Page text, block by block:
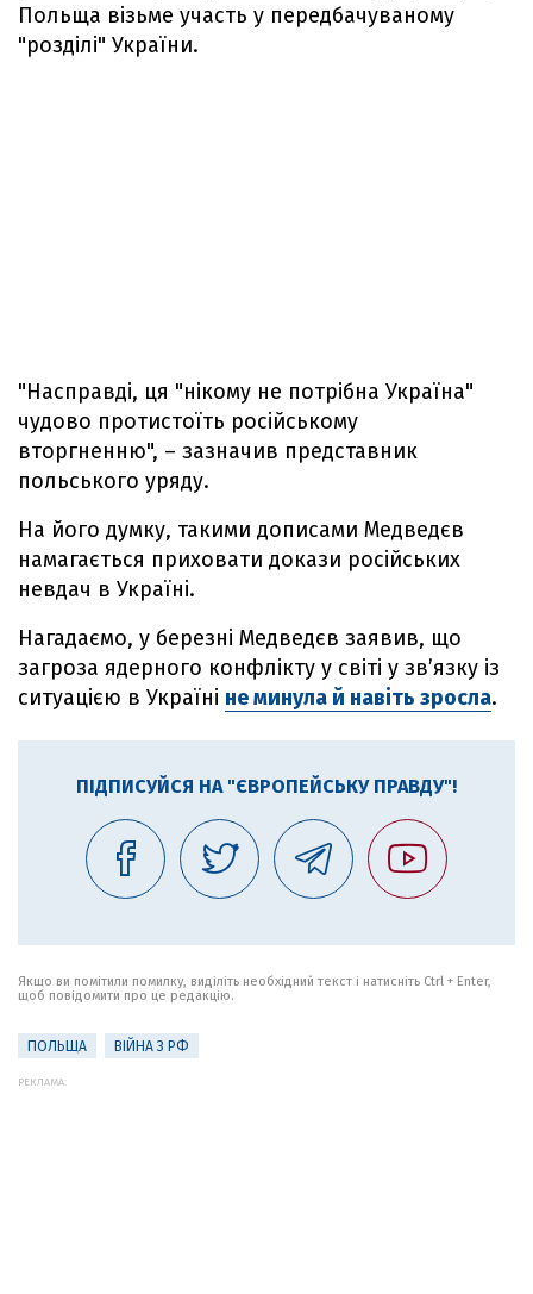
Польща візьме участь у передбачуваному
"розділі" України.
"Насправді, ця "нікому не потрібна Україна"
чудово протистоїть російському
вторгненню", – зазначив представник
польського уряду.
На його думку, такими дописами Медведєв
намагається приховати докази російських
невдач в Україні.
Нагадаємо, у березні Медведєв заявив, що
загроза ядерного конфлікту у світі у зв’язку із
ситуацією в Україні не минула й навіть зросла.
ПІДПИСУЙСЯ НА "ЄВРОПЕЙСЬКУ ПРАВДУ"!
Якщо ви помітили помилку, виділіть необхідний текст і натисніть Ctrl + Enter,
щоб повідомити про це редакцію.
ПОЛЬЩА ВІЙНА З РФ
РЕКЛАМА: